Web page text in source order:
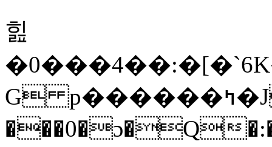
힖
G p������ߤ�J�S3��.�Q$?
���0�ɔ�Q